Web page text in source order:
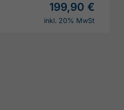
199,90 €
inkl. 20% MwSt